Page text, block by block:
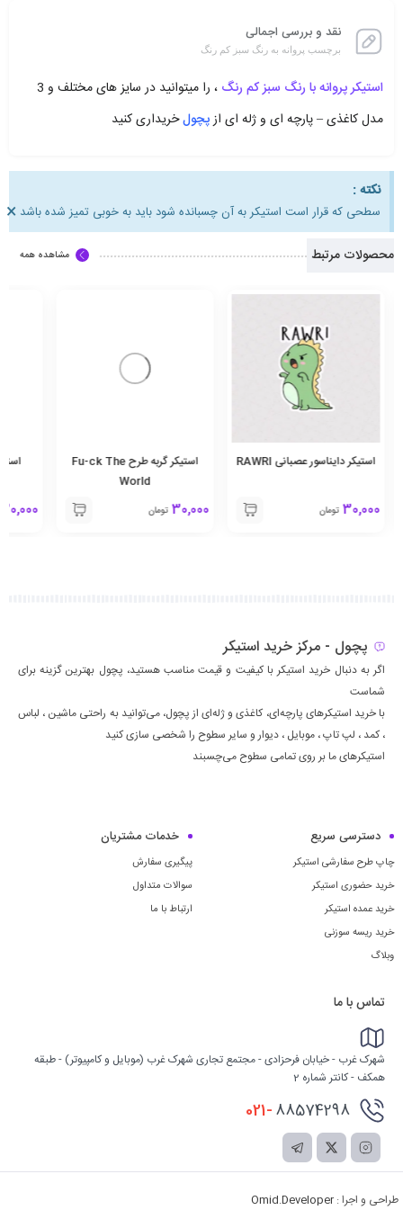
نقد و بررسی اجمالی
برچسب پروانه به رنگ سبز کم رنگ
استیکر پروانه با رنگ سبز کم رنگ
، را میتوانید در سایز های مختلف و 3
مدل کاغذی – پارچه ای و ژله ای ازپچولخریداری کنید
نکته :
سطحی که قرار است استیکر به آن چسبانده شود باید به خوبی تمیز شده باشد ×
محصولات مرتبط مشاهده همه
استیکر دایناسور عصبانی RAWRI
30,000 تومان
استیکر گربه طرح Fu-ck The
World
30,000 تومان 30,000
پچول - مرکز خرید استیکر
اگر به دنبال خرید استیکر با کیفیت و قیمت مناسب هستید، پچول بهترین گزینه برای
شماست
با خرید استیکرهای پارچه‌ای، کاغذی و ژله‌ای از پچول، می‌توانید به راحتی ماشين ، لباس
، كمد ، لپ تاپ ، موبايل ، ديوار و سایر سطوح را شخصی سازی کنید
استیکرهای ما بر روی تمامی سطوح می‌چسبند
دسترسی سریع
چاپ طرح سفارشی استیکر
خرید حضوری استیکر
خرید عمده استیکر
خرید ریسه سوزنی
وبلاگ
خدمات مشتریان
پیگیری سفارش
سوالات متداول
ارتباط با ما
تماس با ما
شهرک غرب - خیابان فرحزادی - مجتمع تجاری شهرک غرب (موبایل و کامپیوتر) - طبقه
همکف - کانتر شماره 2
021-88574298
طراحی و اجرا : Omid.Developer